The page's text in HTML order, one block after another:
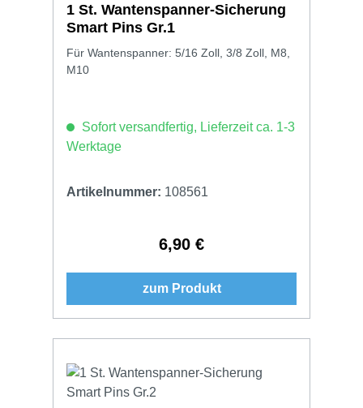
1 St. Wantenspanner-Sicherung
Smart Pins Gr.1
Für Wantenspanner: 5/16 Zoll, 3/8 Zoll, M8,
M10
Sofort versandfertig, Lieferzeit ca. 1-3
Werktage
Artikelnummer: 108561
Regulärer Preis:
6,90 €
zum Produkt